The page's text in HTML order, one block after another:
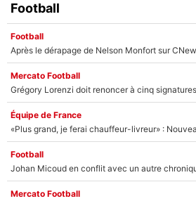
Football
Football
Mercato Football
Équipe de France
Football
Mercato Football